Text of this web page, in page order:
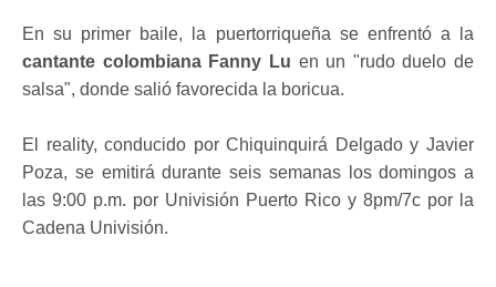
En su primer baile, la puertorriqueña se enfrentó a la
cantante colombiana Fanny Lu en un "rudo duelo de
salsa", donde salió favorecida la boricua.
El reality, conducido por Chiquinquirá Delgado y Javier
Poza, se emitirá durante seis semanas los domingos a
las 9:00 p.m. por Univisión Puerto Rico y 8pm/7c por la
Cadena Univisión.